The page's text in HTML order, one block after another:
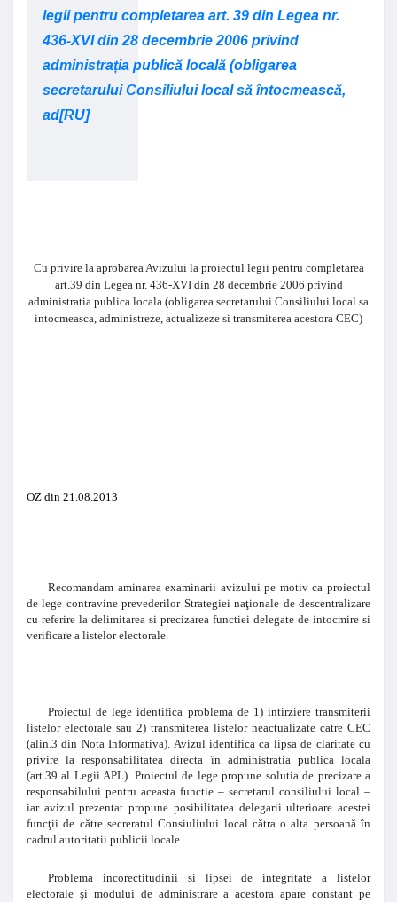
legii pentru completarea art. 39 din Legea nr.
436-XVI din 28 decembrie 2006 privind
administrația publică locală (obligarea
secretarului Consiliului local să întocmească,
ad[RU]
Cu privire la aprobarea Avizului la proiectul legii pentru completarea
art.39 din Legea nr. 436-XVI din 28 decembrie 2006 privind
administratia publica locala (obligarea secretarului Consiliului local sa
intocmeasca, administreze, actualizeze si transmiterea acestora CEC)
OZ din 21.08.2013
Recomandam aminarea examinarii avizului pe motiv ca proiectul
de lege contravine prevederilor Strategiei naţionale de descentralizare
cu referire la delimitarea si precizarea functiei delegate de intocmire si
verificare a listelor electorale.
Proiectul de lege identifica problema de 1) intirziere transmiterii
listelor electorale sau 2) transmiterea listelor neactualizate catre CEC
(alin.3 din Nota Informativa). Avizul identifica ca lipsa de claritate cu
privire la responsabilitatea directa în administratia publica locala
(art.39 al Legii APL). Proiectul de lege propune solutia de precizare a
responsabilului pentru aceasta functie – secretarul consiliului local –
iar avizul prezentat propune posibilitatea delegarii ulterioare acestei
funcţii de către secreratul Consiuliului local cătra o alta persoană în
cadrul autoritatii publicii locale.
Problema incorectitudinii si lipsei de integritate a listelor
electorale şi modului de administrare a acestora apare constant pe